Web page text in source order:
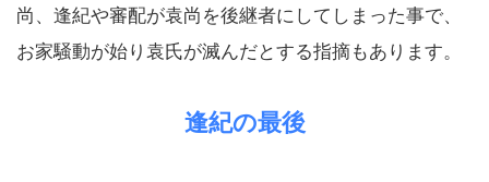
尚、逢紀や審配が袁尚を後継者にしてしまった事で、
お家騒動が始り袁氏が滅んだとする指摘もあります。
逢紀の最後